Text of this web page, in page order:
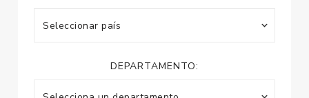
DEPARTAMENTO: